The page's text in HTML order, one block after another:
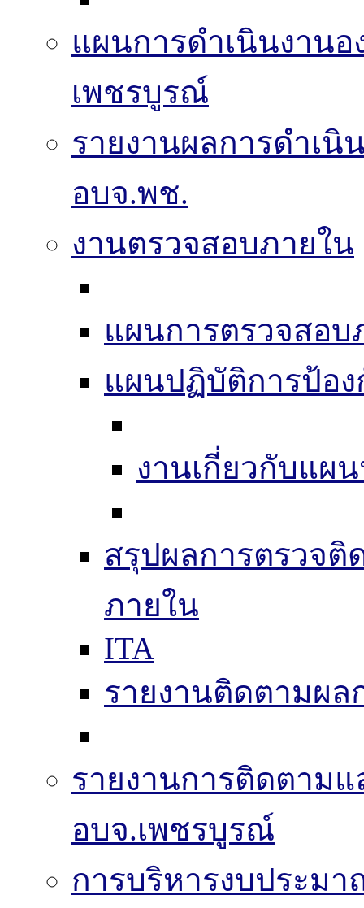
แผนการดำเนินงาน
เพชรบูรณ์
รายงานผลการดำเ
อบจ.พช.
งานตรวจสอบภายใน
แผนการตรวจสอบ
แผนปฏิบัติการป้อ
งานเกี่ยวกับแผ
สรุปผลการตรวจติ
ภายใน
ITA
รายงานติดตามผ
รายงานการติดตาม
อบจ.เพชรบูรณ์
การบริหารงบประม